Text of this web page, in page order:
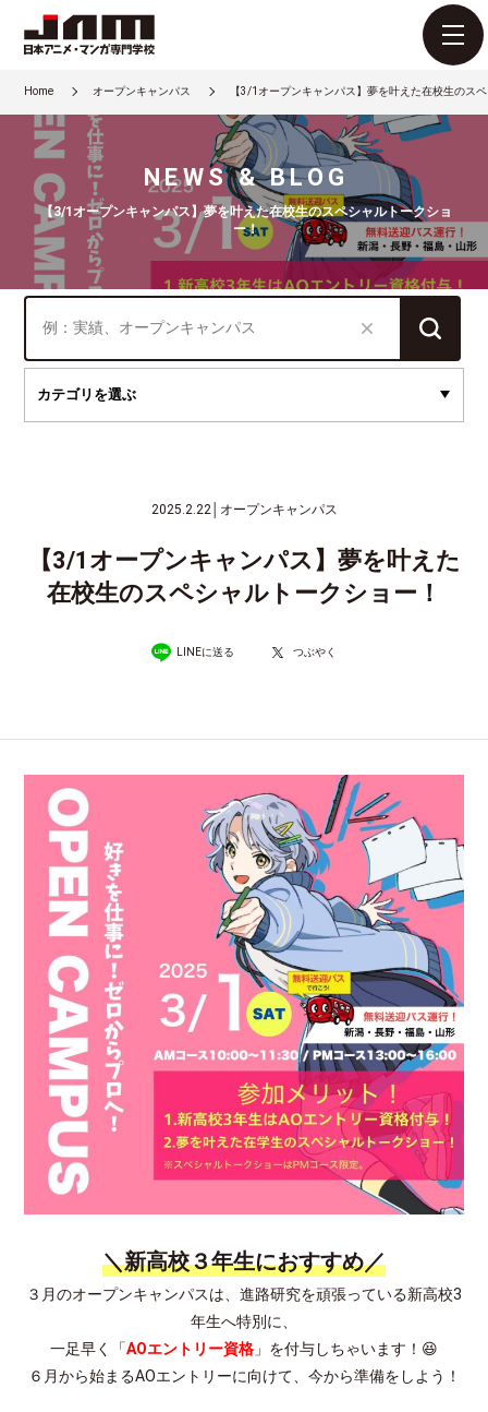
Home オープンキャンパス 【3/1オープンキャンパス】夢を叶えた在校生のス
NEWS & BLOG
【3/1オープンキャンパス】夢を叶えた在校生のスペシャルトークショ
ー！
2025.2.22 オープンキャンパス
【3/1オープンキャンパス】夢を叶えた
在校生のスペシャルトークショー！
LINEに送る つぶやく
＼新高校３年生におすすめ／
３月のオープンキャンパスは、進路研究を頑張っている新高校3
年生へ特別に、
一足早く「AOエントリー資格 」を付与しちゃいます！😆
６月から始まるAOエントリーに向けて、今から準備をしよう！